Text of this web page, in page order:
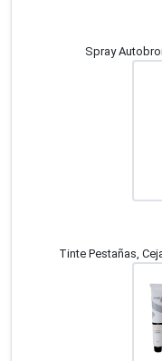
Spray
Tinte Pestañas,